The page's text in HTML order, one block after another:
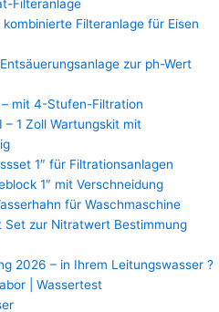
Filteranlage
kombinierte Filteranlage für Eisen
zur ph-Wert
mit 4-Stufen-Filtration
– 1 Zoll Wartungskit mit
1″ für Filtrationsanlagen
1″ mit Verschneidung
für Waschmaschine
Set zur Nitratwert Bestimmung
2026 – in Ihrem Leitungswasser ?
| Wassertest